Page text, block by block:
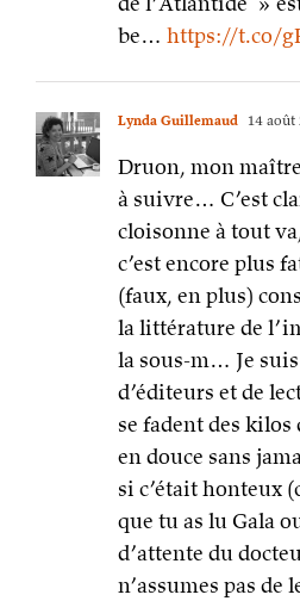
be… https://t.co/
Lynda Guillemaud 14 août
Druon, mon
à suivre… C’est
cloisonne à tout
c’est encore plus
(faux, en plus)
la littérature de
la sous-m… Je
d’éditeurs et de
se fadent des kilos
en douce sans
si c’était honteux
que tu as lu Gala
d’attente du
n’assumes pas de